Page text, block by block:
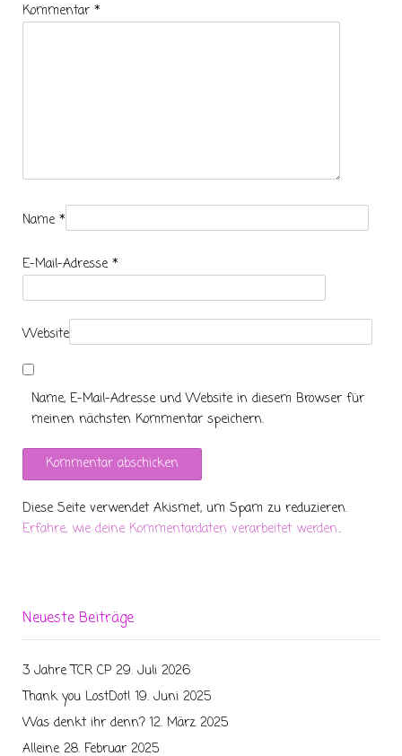
Kommentar *
Name *
E-Mail-Adresse *
Website
Name, E-Mail-Adresse und Website in diesem Browser für
meinen nächsten Kommentar speichern.
Diese Seite verwendet Akismet, um Spam zu reduzieren.
Erfahre, wie deine Kommentardaten verarbeitet werden..
Neueste Beiträge
3 Jahre TCR CP 29. Juli 2026
Thank you LostDot! 19. Juni 2025
Was denkt ihr denn? 12. März 2025
Alleine 28. Februar 2025